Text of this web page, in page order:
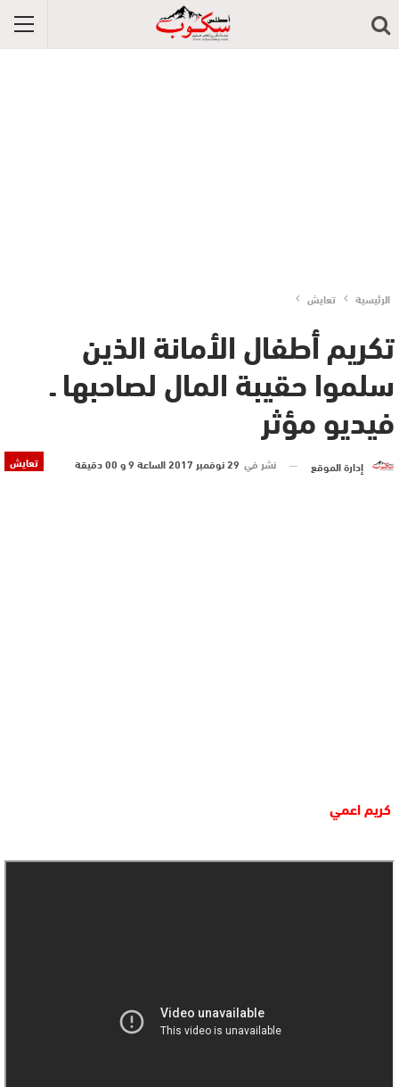
الرئيسية تعايش
تكريم أطفال الأمانة الذين
سلموا حقيبة المال لصاحبها ـ
فيديو مؤثر
تعايش إدارة الموقع نشر في 29 نوفمبر 2017 الساعة 9 و 00 دقيقة
كريم اعمي